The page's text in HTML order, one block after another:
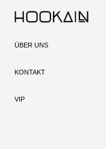
ÜBER UNS
KONTAKT
VIP